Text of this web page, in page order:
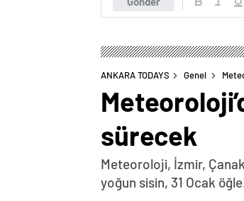
ANKARA TODAYS Genel
sürecek
Meteoroloji, İzmir,
yoğun sisin, 31 Ocak